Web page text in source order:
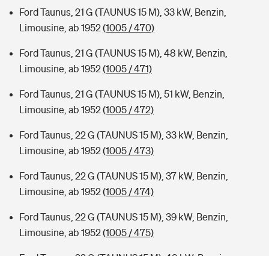
Ford Taunus, 21 G (TAUNUS 15 M), 33 kW, Benzin,
Limousine, ab 1952(1005 / 470)
Ford Taunus, 21 G (TAUNUS 15 M), 48 kW, Benzin,
Limousine, ab 1952(1005 / 471)
Ford Taunus, 21 G (TAUNUS 15 M), 51 kW, Benzin,
Limousine, ab 1952(1005 / 472)
Ford Taunus, 22 G (TAUNUS 15 M), 33 kW, Benzin,
Limousine, ab 1952(1005 / 473)
Ford Taunus, 22 G (TAUNUS 15 M), 37 kW, Benzin,
Limousine, ab 1952(1005 / 474)
Ford Taunus, 22 G (TAUNUS 15 M), 39 kW, Benzin,
Limousine, ab 1952(1005 / 475)